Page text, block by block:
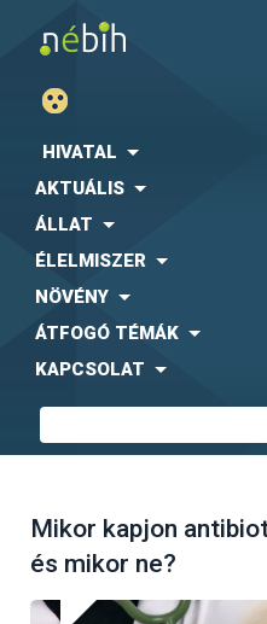
HIVATAL
AKTUÁLIS
ÁLLAT
ÉLELMISZER
NÖVÉNY
ÁTFOGÓ TÉMÁK
KAPCSOLAT
Mikor kapjon
és mikor ne?